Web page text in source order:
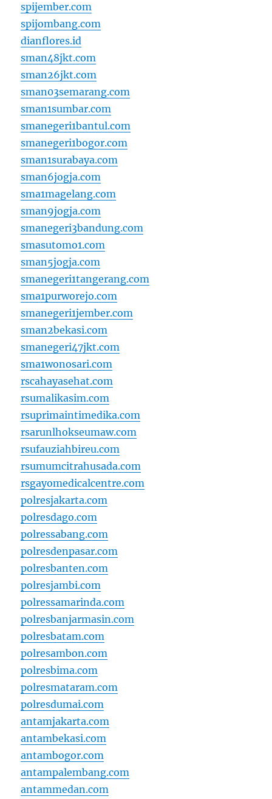
spijember.com
spijombang.com
dianflores.id
sman48jkt.com
sman26jkt.com
sman03semarang.com
sman1sumbar.com
smanegeri1bantul.com
smanegeri1bogor.com
sman1surabaya.com
sman6jogja.com
sma1magelang.com
sman9jogja.com
smanegeri3bandung.com
smasutomo1.com
sman5jogja.com
smanegeri1tangerang.com
sma1purworejo.com
smanegeri1jember.com
sman2bekasi.com
smanegeri47jkt.com
sma1wonosari.com
rscahayasehat.com
rsumalikasim.com
rsuprimaintimedika.com
rsarunlhokseumaw.com
rsufauziahbireu.com
rsumumcitrahusada.com
rsgayomedicalcentre.com
polresjakarta.com
polresdago.com
polressabang.com
polresdenpasar.com
polresbanten.com
polresjambi.com
polressamarinda.com
polresbanjarmasin.com
polresbatam.com
polresambon.com
polresbima.com
polresmataram.com
polresdumai.com
antamjakarta.com
antambekasi.com
antambogor.com
antampalembang.com
antammedan.com